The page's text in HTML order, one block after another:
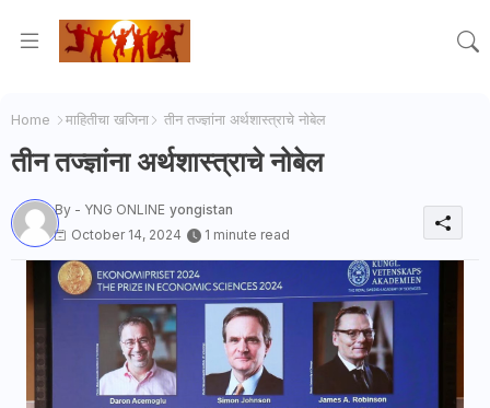
Home माहितीचा खजिना तीन तज्ज्ञांना अर्थशास्त्राचे नोबेल
तीन तज्ज्ञांना अर्थशास्त्राचे नोबेल
By - YNG ONLINE yongistan
October 14, 2024
1 minute read